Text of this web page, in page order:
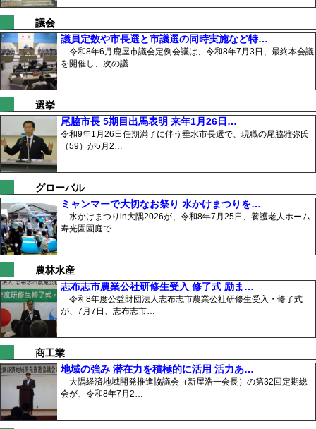
議会
議員定数や市長選と市議選の同時実施など特…
令和8年6月鹿屋市議会定例会議は、令和8年7月3日、最終本会議
を開催し、次の議…
選挙
尾脇市長 5期目出馬表明 来年1月26日…
令和9年1月26日任期満了に伴う垂水市長選で、現職の尾脇雅弥氏
（59）が5月2…
グローバル
ミャンマーで大切なお祭り 水かけまつりを…
水かけまつりin大隅2026が、令和8年7月25日、養護老人ホーム
寿光園園庭で…
農林水産
志布志市農業公社研修生受入 修了式 励ま…
令和8年度公益財団法人志布志市農業公社研修生受入・修了式
が、7月7日、志布志市…
商工業
地域の強み 潜在力を積極的に活用 活力あ…
大隅経済地域開発推進協議会（新屋浩一会長）の第32回定期総
会が、令和8年7月2…